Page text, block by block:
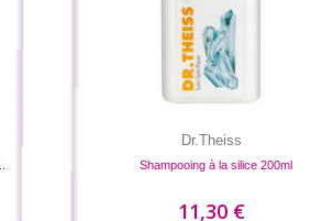
Dr.Theiss
Shampooing à la silice 200ml
11,30 €